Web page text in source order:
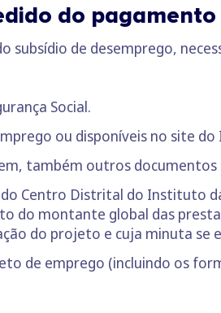
do
subsídio de desemprego,
Social.
ou disponíveis no site do
também outros documentos
Centro Distrital do Instituto da
do montante global das
do projeto e cuja minuta se
de emprego (incluindo os